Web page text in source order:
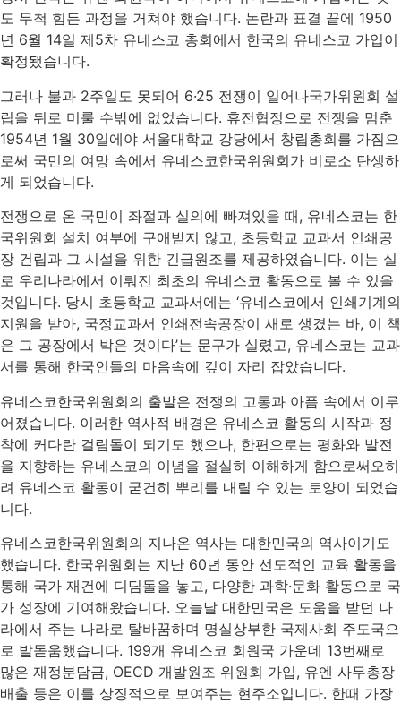
도 무척 힘든 과정을 거쳐야 했습니다. 논란과 표결 끝에 1950
년 6월 14일 제5차 유네스코 총회에서 한국의 유네스코 가입이
확정됐습니다.
그러나 불과 2주일도 못되어 6·25 전쟁이 일어나국가위원회 설
립을 뒤로 미룰 수밖에 없었습니다. 휴전협정으로 전쟁을 멈춘
1954년 1월 30일에야 서울대학교 강당에서 창립총회를 가짐으
로써 국민의 여망 속에서 유네스코한국위원회가 비로소 탄생하
게 되었습니다.
전쟁으로 온 국민이 좌절과 실의에 빠져있을 때, 유네스코는 한
국위원회 설치 여부에 구애받지 않고, 초등학교 교과서 인쇄공
장 건립과 그 시설을 위한 긴급원조를 제공하였습니다. 이는 실
로 우리나라에서 이뤄진 최초의 유네스코 활동으로 볼 수 있을
것입니다. 당시 초등학교 교과서에는 ‘유네스코에서 인쇄기계의
지원을 받아, 국정교과서 인쇄전속공장이 새로 생겼는 바, 이 책
은 그 공장에서 박은 것이다’는 문구가 실렸고, 유네스코는 교과
서를 통해 한국인들의 마음속에 깊이 자리 잡았습니다.
유네스코한국위원회의 출발은 전쟁의 고통과 아픔 속에서 이루
어졌습니다. 이러한 역사적 배경은 유네스코 활동의 시작과 정
착에 커다란 걸림돌이 되기도 했으나, 한편으로는 평화와 발전
을 지향하는 유네스코의 이념을 절실히 이해하게 함으로써오히
려 유네스코 활동이 굳건히 뿌리를 내릴 수 있는 토양이 되었습
니다.
유네스코한국위원회의 지나온 역사는 대한민국의 역사이기도
했습니다. 한국위원회는 지난 60년 동안 선도적인 교육 활동을
통해 국가 재건에 디딤돌을 놓고, 다양한 과학·문화 활동으로 국
가 성장에 기여해왔습니다. 오늘날 대한민국은 도움을 받던 나
라에서 주는 나라로 탈바꿈하며 명실상부한 국제사회 주도국으
로 발돋움했습니다. 199개 유네스코 회원국 가운데 13번째로
많은 재정분담금, OECD 개발원조 위원회 가입, 유엔 사무총장
배출 등은 이를 상징적으로 보여주는 현주소입니다. 한때 가장